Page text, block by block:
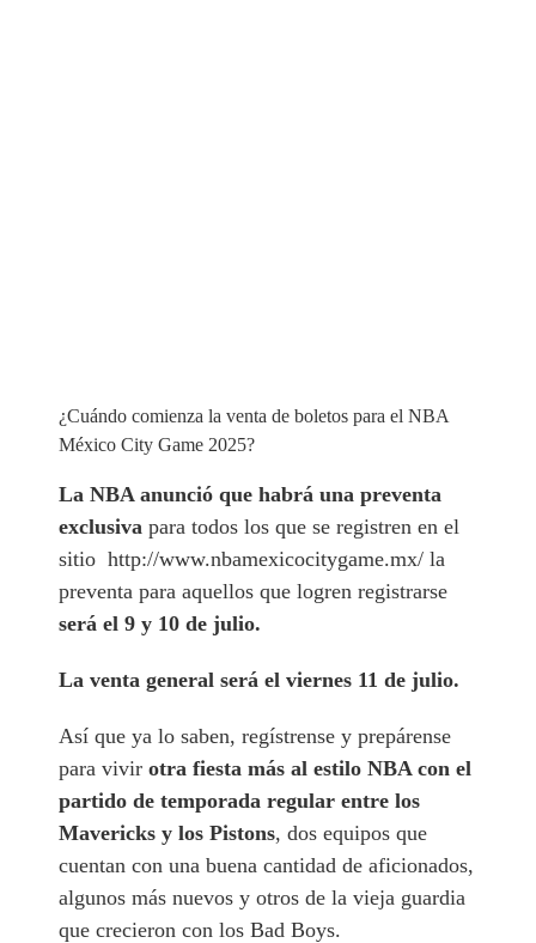
¿Cuándo comienza la venta de boletos para el NBA
México City Game 2025?
La NBA anunció que habrá una preventa
exclusiva para todos los que se registren en el
sitio http://www.nbamexicocitygame.mx/ la
preventa para aquellos que logren registrarse
será el 9 y 10 de julio.
La venta general será el viernes 11 de julio.
Así que ya lo saben, regístrense y prepárense
para vivirotra fiesta más al estilo NBA con el
partido de temporada regular entre los
Mavericks y los Pistons, dos equipos que
cuentan con una buena cantidad de aficionados,
algunos más nuevos y otros de la vieja guardia
que crecieron con los Bad Boys.